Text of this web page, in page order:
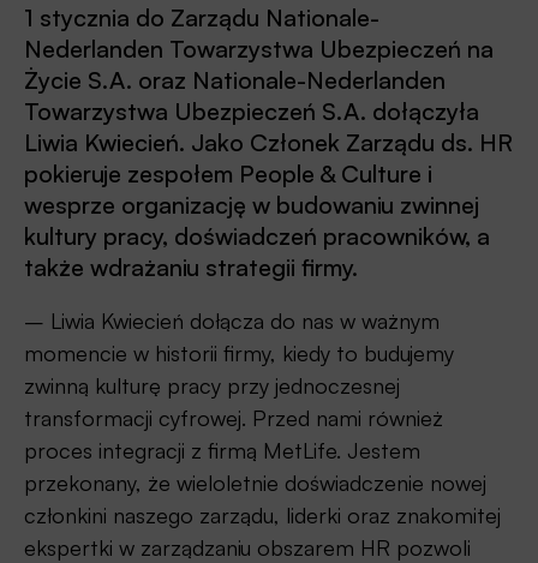
1 stycznia do Zarządu Nationale-
Nederlanden Towarzystwa Ubezpieczeń na
Życie S.A. oraz Nationale-Nederlanden
Towarzystwa Ubezpieczeń S.A. dołączyła
Liwia Kwiecień. Jako Członek Zarządu ds. HR
pokieruje zespołem People & Culture i
wesprze organizację w budowaniu zwinnej
kultury pracy, doświadczeń pracowników, a
także wdrażaniu strategii firmy.
– Liwia Kwiecień dołącza do nas w ważnym
momencie w historii firmy, kiedy to budujemy
zwinną kulturę pracy przy jednoczesnej
transformacji cyfrowej. Przed nami również
proces integracji z firmą MetLife. Jestem
przekonany, że wieloletnie doświadczenie nowej
członkini naszego zarządu, liderki oraz znakomitej
ekspertki w zarządzaniu obszarem HR pozwoli